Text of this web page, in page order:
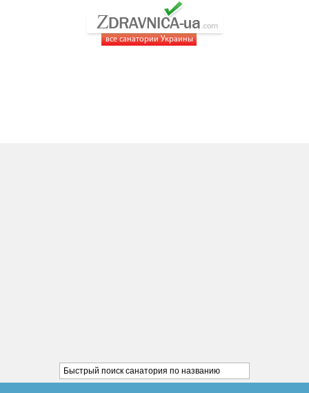
все санатории Украины